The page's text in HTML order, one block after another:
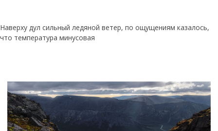
Наверху дул сильный ледяной ветер, по ощущениям казалось,
что температура минусовая